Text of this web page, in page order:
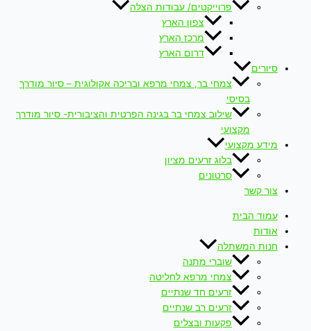
פרוייקטים/ עבודות הצלה
צפון הארץ
מרכז הארץ
דרום הארץ
סיורים
צמחי בר, צמחי מרפא ובריכה אקולוגית – סיור מודרך
בסיסי
שילוב צמחי בר בגינה הפרטית והציבורית- סיור מודרך
מקצועי
מידע מקצועי
בלוג זרעים מציון
סרטונים
צור קשר
עמוד הבית
אודות
חנות המשתלה
שוברי מתנה
צמחי מרפא לחליטה
זרעים חד שנתיים
זרעים רב שנתיים
פקעות ובצלים